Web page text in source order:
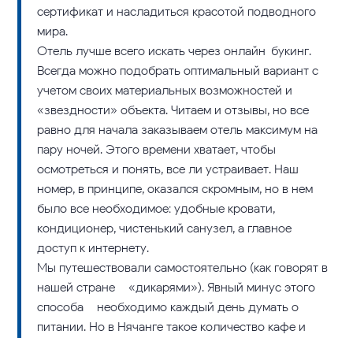
сертификат и насладиться красотой подводного
мира.
Отель лучше всего искать через онлайн-букинг.
Всегда можно подобрать оптимальный вариант с
учетом своих материальных возможностей и
«звездности» объекта. Читаем и отзывы, но все
равно для начала заказываем отель максимум на
пару ночей. Этого времени хватает, чтобы
осмотреться и понять, все ли устраивает. Наш
номер, в принципе, оказался скромным, но в нем
было все необходимое: удобные кровати,
кондиционер, чистенький санузел, а главное –
доступ к интернету.
Мы путешествовали самостоятельно (как говорят в
нашей стране – «дикарями»). Явный минус этого
способа – необходимо каждый день думать о
питании. Но в Нячанге такое количество кафе и